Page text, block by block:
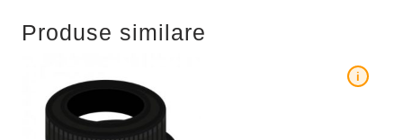
Produse similare
i